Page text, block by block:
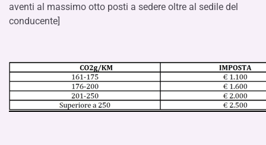
aventi al massimo otto posti a sedere oltre al sedile del
conducente]